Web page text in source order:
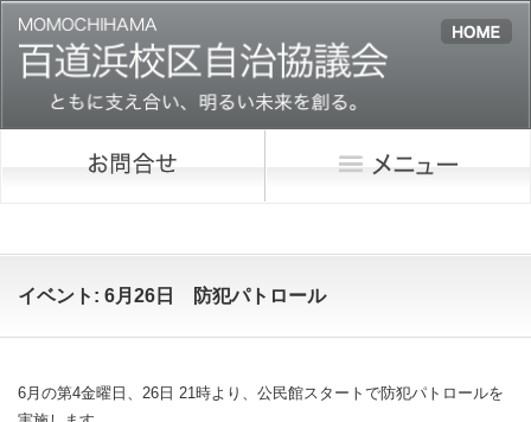
イベント: 6月26日 防犯パトロール
6月の第4金曜日、26日 21時より、公民館スタートで防犯パトロールを